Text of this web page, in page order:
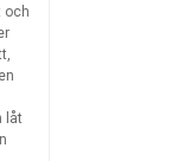
och
låt